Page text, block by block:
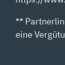
**
eine